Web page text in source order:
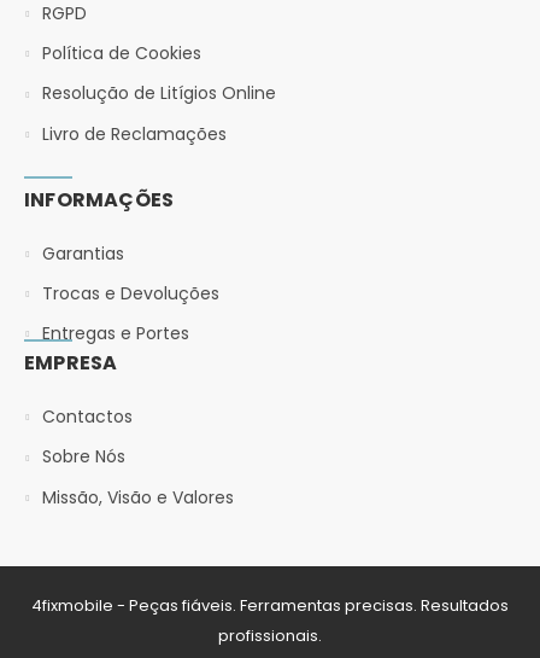
RGPD
Política de Cookies
Resolução de Litígios Online
Livro de Reclamações
INFORMAÇÕES
Garantias
Trocas e Devoluções
Entregas e Portes
EMPRESA
Contactos
Sobre Nós
Missão, Visão e Valores
4fixmobile - Peças fiáveis. Ferramentas precisas. Resultados
profissionais.